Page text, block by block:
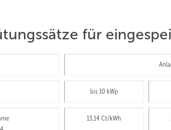
für
bis 10 kWp
13,14 Ct/kWh